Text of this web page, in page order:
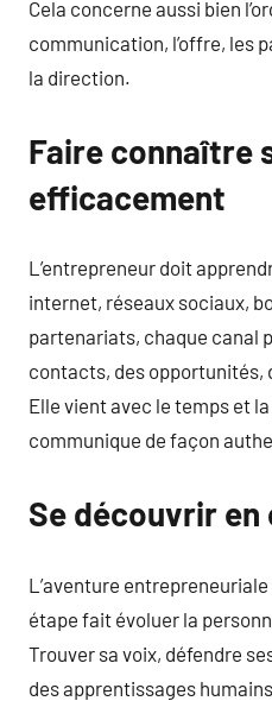
Cela concerne aussi bien
communication, l’offre, les
la direction.
Faire connaître
efficacement
L’entrepreneur doit
internet, réseaux sociaux,
partenariats, chaque canal
contacts, des opportunités,
Elle vient avec le temps et
communique de façon
Se découvrir en
L’aventure
étape fait évoluer la
Trouver sa voix, défendre
des apprentissages